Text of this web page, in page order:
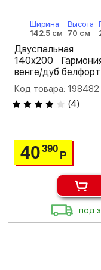
Ширина
142.5 см
Высота
70 см
Двуспальная
140х200
венге/дуб белфорт
Код товара: 198482
(4)
40390
Р
под